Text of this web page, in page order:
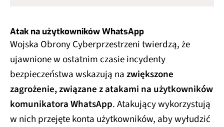
Atak na użytkowników WhatsApp
Wojska Obrony Cyberprzestrzeni twierdzą, że
ujawnione w ostatnim czasie incydenty
bezpieczeństwa wskazują na zwiększone
zagrożenie, związane z atakami na użytkowników
komunikatora WhatsApp. Atakujący wykorzystują
w nich przejęte konta użytkowników, aby wyłudzić